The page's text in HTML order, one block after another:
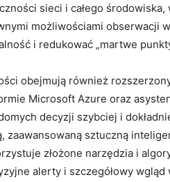
sieci i całego
możliwościami obserwacji
i redukować „martwe
obejmują również
Microsoft Azure oraz
decyzji szybciej i
zaawansowaną sztuczną
złożone narzędzia i
alerty i szczegółowy wgląd